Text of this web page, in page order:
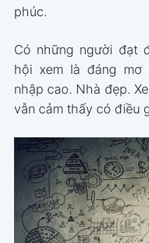
phúc.
Có những người đạt
hội xem là đáng
nhập cao. Nhà đẹp.
vẫn cảm thấy có điều